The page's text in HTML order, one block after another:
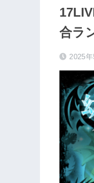
合ラ
2025